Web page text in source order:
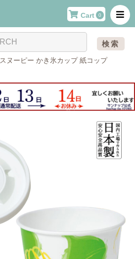
Cart 0
検索
スヌーピー かき氷カップ 紙コップ